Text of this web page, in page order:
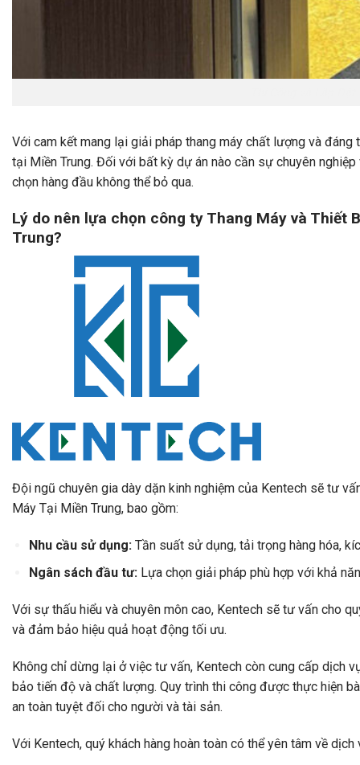
Với cam kết mang lại giải pháp thang máy chất lượng và
tại Miền Trung. Đối với bất kỳ dự án nào cần sự chuyên
chọn hàng đầu không thể bỏ qua.
Lý do nên lựa chọn công ty Thang Máy và Thiết
Trung?
Đội ngũ chuyên gia dày dặn kinh nghiệm của Kentech sẽ tư
Máy Tại Miền Trung, bao gồm:
Nhu cầu sử dụng:Tần suất sử dụng, tải trọng hàng hóa,
Ngân sách đầu tư:Lựa chọn giải pháp phù hợp với khả
Với sự thấu hiểu và chuyên môn cao, Kentech sẽ tư vấn cho
và đảm bảo hiệu quả hoạt động tối ưu.
Không chỉ dừng lại ở việc tư vấn, Kentech còn cung cấp dịch
bảo tiến độ và chất lượng. Quy trình thi công được thực hiện
an toàn tuyệt đối cho người và tài sản.
Với Kentech, quý khách hàng hoàn toàn có thể yên tâm về